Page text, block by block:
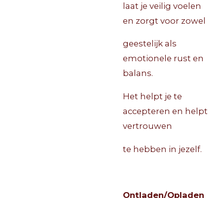
laat je veilig voelen
en zorgt voor zowel
geestelijk als
emotionele rust en
balans.
Het helpt je te
accepteren en helpt
vertrouwen
te hebben in jezelf.
Ontladen/Opladen